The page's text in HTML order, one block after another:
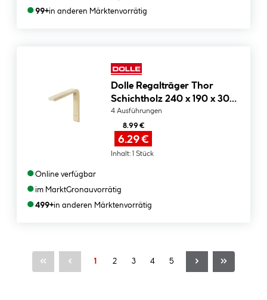
●99+in anderen Märktenvorrätig
Dolle Regalträger Thor
Schichtholz 240 x 190 x 30
mm
4 Ausführungen
8.99 €
6.29 €
Inhalt: 1 Stück
●Online verfügbar
●im MarktGronauvorrätig
●499+in anderen Märktenvorrätig
Seite
1 Seite
2 Seite
3 Seite
4 Seite
5